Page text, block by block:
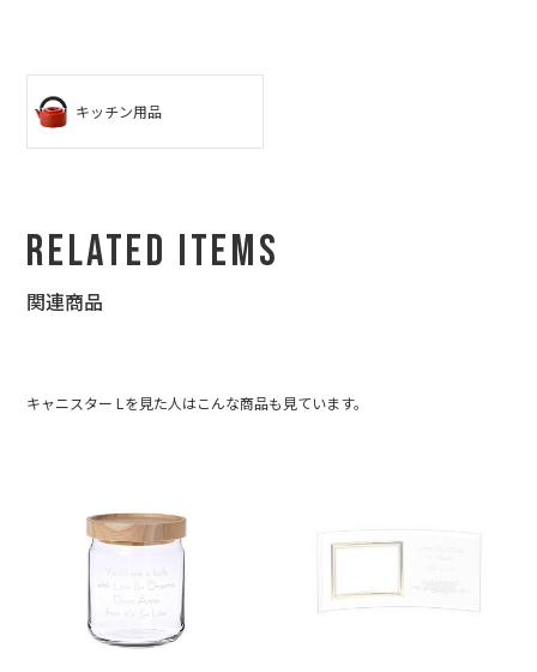
私もデザインや美術系？が好きなので、とても尊敬します☆ ま
た、これからも利用させて頂きたいと思いますので、どうぞよろ
キッチン用品
Related Items
関連商品
キャニスター Lを見た人はこんな商品も見ています。